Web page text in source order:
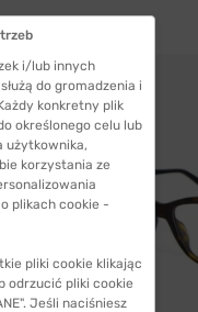
i/lub innych
do gromadzenia i
konkretny plik
określonego celu lub
użytkownika,
korzystania ze
plikach cookie -
pliki cookie klikając
odrzucić pliki cookie
Jeśli naciśniesz